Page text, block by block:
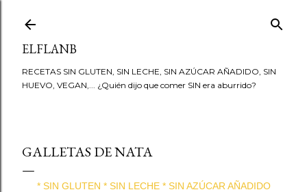
ELFLANB
RECETAS SIN GLUTEN, SIN LECHE, SIN AZÚCAR AÑADIDO, SIN
HUEVO, VEGAN,... ¿Quién dijo que comer SIN era aburrido?
GALLETAS DE NATA
* SIN GLUTEN * SIN LECHE * SIN AZÚCAR AÑADIDO